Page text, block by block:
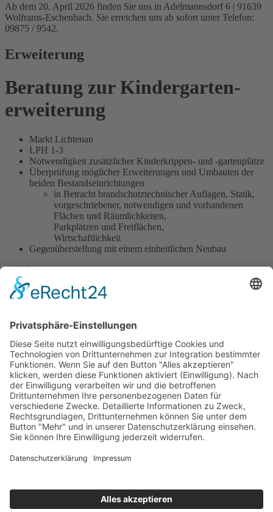
Ab dem 20. April 2026 finden Sie uns in Adelmannsdorf 6 | 91639
Wolframs-Eschenbach. Sie erreichen uns ab sofort unter Telefon:
09875 / 9542.
Erweiterung
Beratung zur Kindergarten­
erweiterung
Markt Lichtenau
LPH 1-3
Notwendigkeit zusätzlicher Kinderkrippen- und -gartenplätze
Überprüfung möglicher Erweiterungen und Umbauten der
beiden Bestandseinrichtungen
in Betracht brandschutztechnischer Auflagen, Statik,
vorgeschriebener, notwendigen und vorhandenen
Flächen und Räumlichkeiten,
Parkplätzen und Freiflächen,
Wirtschaftlichkeit
Gegenüberstellung mit einem einheitlichen Neubau
zurück
öffnen
Beratung zur Kindergartenerweiterung
öffnen
Beratung zur Kindergartenerweiterung
öffnen